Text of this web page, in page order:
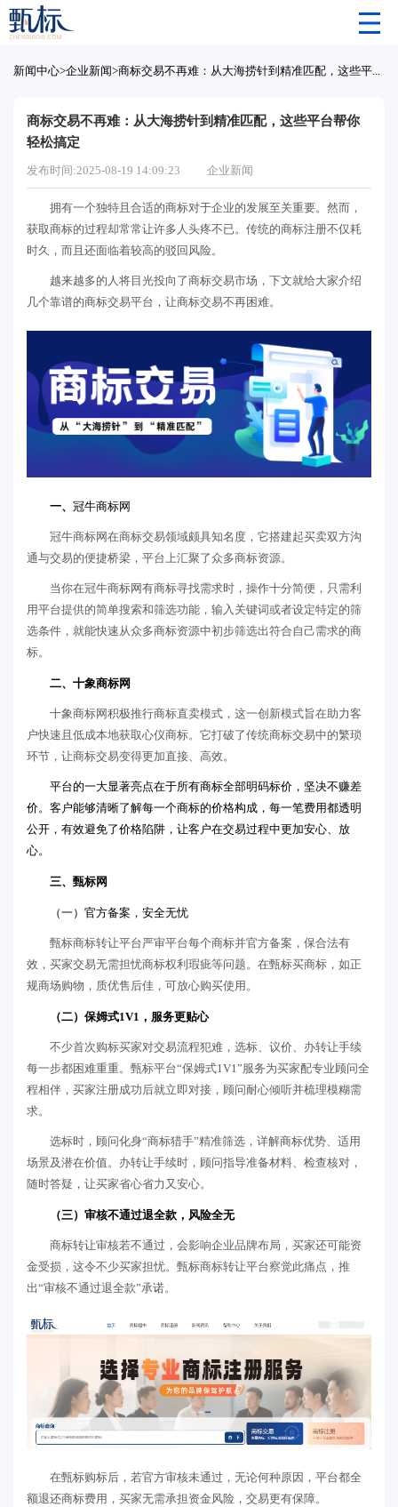
新闻中心>企业新闻> 商标交易不再难：从大海捞针到精准匹配，这些平台帮你轻松搞定
商标交易不再难：从大海捞针到精准匹配，这些平台帮你
轻松搞定
发布时间:2025-08-19 14:09:23 企业新闻
拥有一个独特且合适的商标对于企业的发展至关重要。然而，
获取商标的过程却常常让许多人头疼不已。传统的商标注册不仅耗
时久，而且还面临着较高的驳回风险。
越来越多的人将目光投向了商标交易市场，下文就给大家介绍
几个靠谱的商标交易平台，让商标交易不再困难。
一、 冠牛商标网
冠牛商标网在商标交易领域颇具知名度，它搭建起买卖双方沟
通与交易的便捷桥梁，平台上汇聚了众多商标资源。
当你在冠牛商标网有商标寻找需求时，操作十分简便，只需利
用平台提供的简单搜索和筛选功能，输入关键词或者设定特定的筛
选条件，就能快速从众多商标资源中初步筛选出符合自己需求的商
标。
二、十象商标网
十象商标网积极推行商标直卖模式，这一创新模式旨在助力客
户快速且低成本地获取心仪商标。它打破了传统商标交易中的繁琐
环节，让商标交易变得更加直接、高效。
平台的一大显著亮点在于所有商标全部明码标价，坚决不赚差
价。客户能够清晰了解每一个商标的价格构成，每一笔费用都透明
公开，有效避免了价格陷阱，让客户在交易过程中更加安心、放
心。
三、甄标网
（一） 官方备案，安全无忧
甄标商标转让平台严审平台每个商标并官方备案，保合法有
效，买家交易无需担忧商标权利瑕疵等问题。在甄标买商标，如正
规商场购物，质优售后佳，可放心购买使用。
（二）保姆式1V1，服务更贴心
不少首次购标买家对交易流程犯难，选标、议价、办转让手续
每一步都困难重重。甄标平台“保姆式1V1”服务为买家配专业顾问全
程相伴，买家注册成功后就立即对接，顾问耐心倾听并梳理模糊需
求。
选标时，顾问化身“商标猎手”精准筛选，详解商标优势、适用
场景及潜在价值。办转让手续时，顾问指导准备材料、检查核对，
随时答疑，让买家省心省力又安心。
（三）审核不通过退全款，风险全无
商标转让审核若不通过，会影响企业品牌布局，买家还可能资
金受损，这令不少买家担忧。甄标商标转让平台察觉此痛点，推
出“审核不通过退全款”承诺。
在甄标购标后，若官方审核未通过，无论何种原因，平台都全
额退还商标费用，买家无需承担资金风险，交易更有保障。